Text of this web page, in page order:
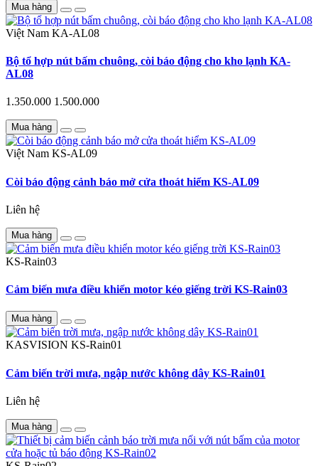
Mua hàng
Việt Nam KA-AL08
Bộ tổ hợp nút bấm chuông, còi báo động cho kho lạnh KA-
AL08
1.350.000 1.500.000
Mua hàng
Việt Nam KS-AL09
Còi báo động cảnh báo mở cửa thoát hiểm KS-AL09
Liên hệ
Mua hàng
KS-Rain03
Cảm biến mưa điều khiển motor kéo giếng trời KS-Rain03
Mua hàng
KASVISION KS-Rain01
Cảm biến trời mưa, ngập nước không dây KS-Rain01
Liên hệ
Mua hàng